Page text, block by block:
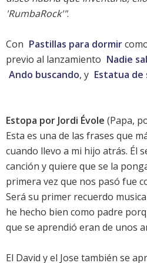
'RumbaRock'".
Con Pastillas para dormir
previo al lanzamiento Nadie
Ando buscando, y Estatua de
Estopa por Jordi Évole (Papa,
Esta es una de las frases que
cuando llevo a mi hijo atrás. Él
canción y quiere que se la
primera vez que nos pasó fue
Será su primer recuerdo
he hecho bien como padre
que se aprendió eran de unos
El David y el Jose también se